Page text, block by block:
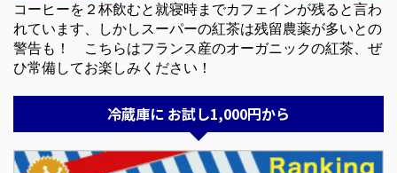
コーヒーを２杯飲むと就寝時までカフェインが残ると言わ
れています、しかしスーパーの紅茶は残留農薬が多いとの
警告も！ こちらはフランス産のオーガニックの紅茶、ぜ
ひ常備してお楽しみください！
冷蔵庫に お試し1,000円から